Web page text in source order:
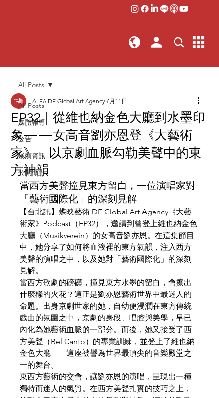
All Posts
媒體報導
公告
展演資訊
公開徵件
All Posts
EP32｜從維也納金色大廳到水墨印
象——女高音劉亦恩登《大藝術
家》，以京劇血脈勾勒美聲中的東
方神韻
ALEA DE Global Art Agency 6月11日
當西方美聲撞見東方留白，一位演唱家對
「藝術國際化」的深刻見解
【台北訊】蝶映藝術 DE Global Art Agency《大藝
術家》Podcast（EP32），邀請到曾登上維也納金色
大廳（Musikverein）的女高音劉亦恩。在這集節目
中，她分享了如何將血液裡的東方氣韻，注入西方
美聲的演唱之中，以及她對「藝術國際化」的深刻
見解。
當西方歌劇的磅礴，撞見東方水墨的留白，會擦出
什麼樣的火花？這正是劉亦恩藝術世界中最迷人的
命題。出身京劇世家的她，自幼便浸潤在東方傳統
戲曲的氛圍之中，京劇的身段、唱腔與美學，早已
內化為她藝術血脈的一部分。而後，她又接受了西
方美聲（Bel Canto）的專業訓練，並登上了維也納
金色大廳——這座被譽為世界最頂尖的音樂殿堂之
一的舞台。
東西方藝術的交會，讓劉亦恩的演唱，呈現出一種
獨特而迷人的氣質。在西方美聲扎實的技巧之上，